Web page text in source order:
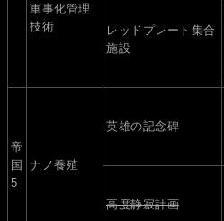
軍事化管理
技術
レッドプレート集合
施設
帝
国
5
ナノ養殖
英雄の記念碑
高度静寂計画